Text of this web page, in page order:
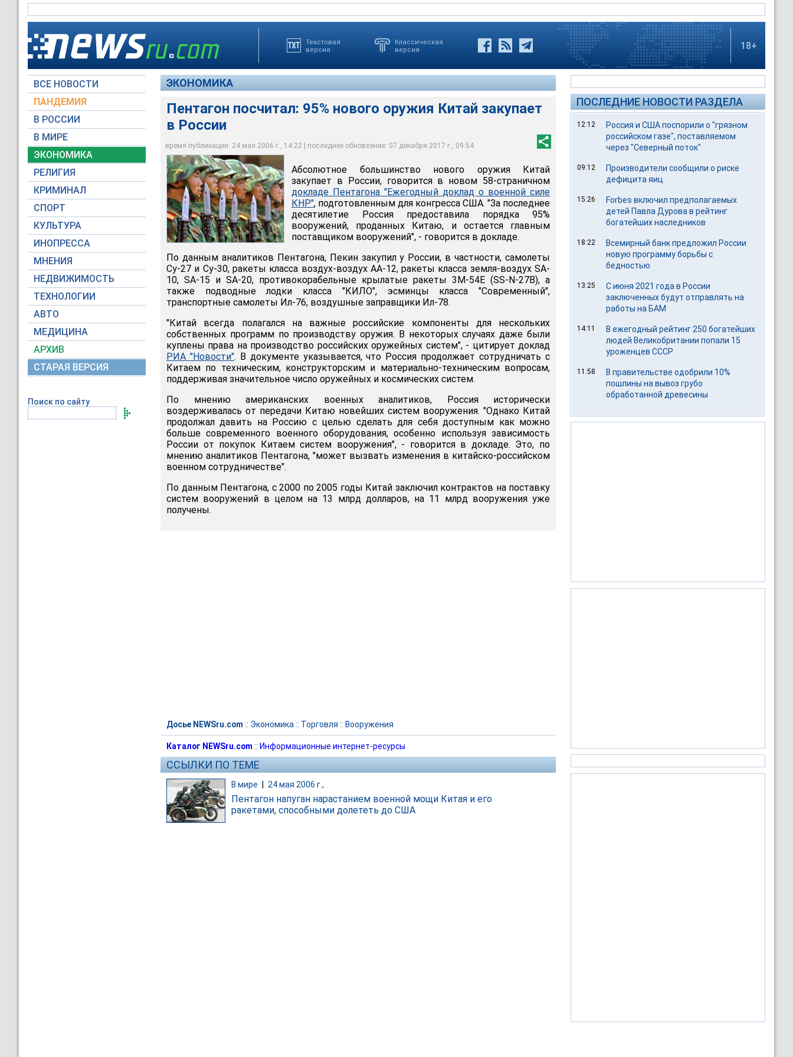
Текстовая
версия
Классическая
версия
18+
ВСЕ НОВОСТИ
ПАНДЕМИЯ
В РОССИИ
В МИРЕ
ЭКОНОМИКА
РЕЛИГИЯ
КРИМИНАЛ
СПОРТ
КУЛЬТУРА
ИНОПРЕССА
МНЕНИЯ
НЕДВИЖИМОСТЬ
ТЕХНОЛОГИИ
АВТО
МЕДИЦИНА
АРХИВ
СТАРАЯ ВЕРСИЯ
Поиск по сайту
ЭКОНОМИКА
Пентагон посчитал: 95% нового оружия Китай закупает
в России
время публикации: 24 мая 2006 г., 14:22 | последнее обновление: 07 декабря 2017 г., 09:54
Пентагон: 95% нового оружия Китай закупает в России
AP Photo
Абсолютное большинство нового оружия Китай
закупает в России, говорится в новом 58-страничном
докладе Пентагона "Ежегодный доклад о военной силе
КНР", подготовленным для конгресса США. "За последнее
десятилетие Россия предоставила порядка 95%
вооружений, проданных Китаю, и остается главным
поставщиком вооружений", - говорится в докладе.
По данным аналитиков Пентагона, Пекин закупил у России, в частности, самолеты
Су-27 и Су-30, ракеты класса воздух-воздух АА-12, ракеты класса земля-воздух SA-
10, SA-15 и SA-20, противокорабельные крылатые ракеты 3M-54E (SS-N-27B), а
также подводные лодки класса "КИЛО", эсминцы класса "Современный",
транспортные самолеты Ил-76, воздушные заправщики Ил-78.
"Китай всегда полагался на важные российские компоненты для нескольких
собственных программ по производству оружия. В некоторых случаях даже были
куплены права на производство российских оружейных систем", - цитирует доклад
РИА "Новости". В документе указывается, что Россия продолжает сотрудничать с
Китаем по техническим, конструкторским и материально-техническим вопросам,
поддерживая значительное число оружейных и космических систем.
По мнению американских военных аналитиков, Россия исторически
воздерживалась от передачи Китаю новейших систем вооружения. "Однако Китай
продолжал давить на Россию с целью сделать для себя доступным как можно
больше современного военного оборудования, особенно используя зависимость
России от покупок Китаем систем вооружения", - говорится в докладе. Это, по
мнению аналитиков Пентагона, "может вызвать изменения в китайско-российском
военном сотрудничестве".
По данным Пентагона, с 2000 по 2005 годы Китай заключил контрактов на поставку
систем вооружений в целом на 13 млрд долларов, на 11 млрд вооружения уже
получены.
Досье NEWSru.com :: Экономика :: Торговля :: Вооружения
Каталог NEWSru.com :: Информационные интернет-ресурсы
ССЫЛКИ ПО ТЕМЕ
В мире 24 мая 2006 г.,
Пентагон напуган нарастанием военной мощи Китая и его
ракетами, способными долететь до США
ПОСЛЕДНИЕ НОВОСТИ РАЗДЕЛА
12:12
Россия и США поспорили о "грязном
российском газе", поставляемом
через "Северный поток"
09:12
Производители сообщили о риске
дефицита яиц
15:26
Forbes включил предполагаемых
детей Павла Дурова в рейтинг
богатейших наследников
18:22
Всемирный банк предложил России
новую программу борьбы с
бедностью
13:25
С июня 2021 года в России
заключенных будут отправлять на
работы на БАМ
14:11
В ежегодный рейтинг 250 богатейших
людей Великобритании попали 15
уроженцев СССР
11:58
В правительстве одобрили 10%
пошлины на вывоз грубо
обработанной древесины